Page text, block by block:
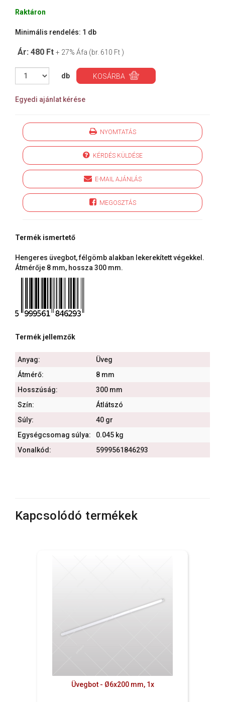
Raktáron
Minimális rendelés: 1 db
Ár: 480 Ft + 27% Áfa (br. 610 Ft )
db KOSÁRBA
Egyedi ajánlat kérése
NYOMTATÁS
KÉRDÉS KÜLDÉSE
E-MAIL AJÁNLÁS
MEGOSZTÁS
Termék ismertető
Hengeres üvegbot, félgömb alakban lekerekített végekkel.
Átmérője 8 mm, hossza 300 mm.
Termék jellemzők
Anyag:
Üveg
Átmérő:
8 mm
Hosszúság:
300 mm
Szín:
Átlátszó
Súly:
40 gr
Egységcsomag súlya:
0.045 kg
Vonalkód:
5999561846293
Kapcsolódó termékek
Üvegbot - Ø6x200 mm, 1x